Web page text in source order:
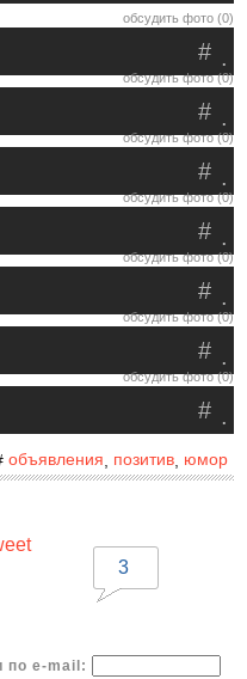
обсудить фото (0)
.
#
обсудить фото (0)
.
#
обсудить фото (0)
.
#
обсудить фото (0)
.
#
обсудить фото (0)
.
#
обсудить фото (0)
.
#
обсудить фото (0)
.
#
объявления позитив, юмор
3
по e-mail: